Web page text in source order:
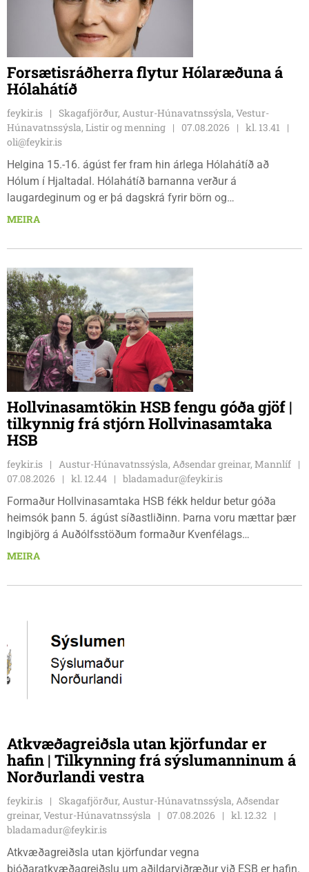
Forsætisráðherra flytur Hólaræðuna á
Hólahátíð
feykir.is
Skagafjörður, Austur-Húnavatnssýsla, Vestur-
Húnavatnssýsla, Listir og menning
07.08.2026
kl. 13.41
oli@feykir.is
Helgina 15.-16. ágúst fer fram hin árlega Hólahátíð að
Hólum í Hjaltadal. Hólahátíð barnanna verður á
laugardeginum og er þá dagskrá fyrir börn og
fjölskyldur.Lydía Einarsdóttir svæðisstjóri æskulýðsmála og
MEIRA
Hollvinasamtökin HSB fengu góða gjöf |
tilkynnig frá stjórn Hollvinasamtaka
HSB
feykir.is
Austur-Húnavatnssýsla, Aðsendar greinar, Mannlíf
07.08.2026
kl. 12.44
bladamadur@feykir.is
Formaður Hollvinasamtaka HSB fékk heldur betur góða
heimsók þann 5. ágúst síðastliðinn. Þarna voru mættar þær
Ingibjörg á Auðólfsstöðum formaður Kvenfélags
Bólstaðarhlíðarhrepps og Guðrún á Auðkúlu formaður
gjafabréf að upphæð kr: 737.800 upp í kaup á
MEIRA
Atkvæðagreiðsla utan kjörfundar er
hafin | Tilkynning frá sýslumanninum á
Norðurlandi vestra
feykir.is
Skagafjörður, Austur-Húnavatnssýsla, Aðsendar
greinar, Vestur-Húnavatnssýsla
07.08.2026
kl. 12.32
bladamadur@feykir.is
Atkvæðagreiðsla utan kjörfundar vegna
þjóðaratkvæðagreiðslu um aðildarviðræður við ESB er hafin.